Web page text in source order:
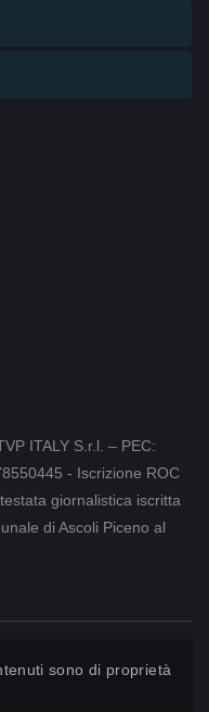
ITALY S.r.l. – PEC:
- Iscrizione ROC
giornalistica iscritta
di Ascoli Piceno al
sono di proprietà